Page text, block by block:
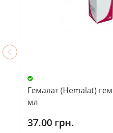
Гемалат (Hemalat)
мл
37.00 грн.